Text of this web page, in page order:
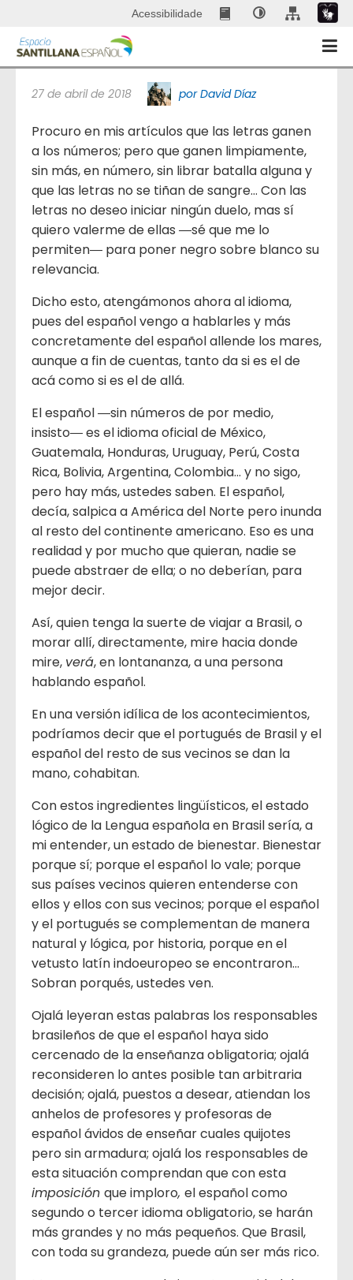
Acessibilidade
Me duele Brasil
27 de abril de 2018 por David Díaz
Procuro en mis artículos que las letras ganen
a los números; pero que ganen limpiamente,
sin más, en número, sin librar batalla alguna y
que las letras no se tiñan de sangre… Con las
letras no deseo iniciar ningún duelo, mas sí
quiero valerme de ellas ―sé que me lo
permiten― para poner negro sobre blanco su
relevancia.
Dicho esto, atengámonos ahora al idioma,
pues del español vengo a hablarles y más
concretamente del español allende los mares,
aunque a fin de cuentas, tanto da si es el de
acá como si es el de allá.
El español ―sin números de por medio,
insisto― es el idioma oficial de México,
Guatemala, Honduras, Uruguay, Perú, Costa
Rica, Bolivia, Argentina, Colombia… y no sigo,
pero hay más, ustedes saben. El español,
decía, salpica a América del Norte pero inunda
al resto del continente americano. Eso es una
realidad y por mucho que quieran, nadie se
puede abstraer de ella; o no deberían, para
mejor decir.
Así, quien tenga la suerte de viajar a Brasil, o
morar allí, directamente, mire hacia donde
mire, verá, en lontananza, a una persona
hablando español.
En una versión idílica de los acontecimientos,
podríamos decir que el portugués de Brasil y el
español del resto de sus vecinos se dan la
mano, cohabitan.
Con estos ingredientes lingüísticos, el estado
lógico de la Lengua española en Brasil sería, a
mi entender, un estado de bienestar. Bienestar
porque sí; porque el español lo vale; porque
sus países vecinos quieren entenderse con
ellos y ellos con sus vecinos; porque el español
y el portugués se complementan de manera
natural y lógica, por historia, porque en el
vetusto latín indoeuropeo se encontraron…
Sobran porqués, ustedes ven.
Ojalá leyeran estas palabras los responsables
brasileños de que el español haya sido
cercenado de la enseñanza obligatoria; ojalá
reconsideren lo antes posible tan arbitraria
decisión; ojalá, puestos a desear, atiendan los
anhelos de profesores y profesoras de
español ávidos de enseñar cuales quijotes
pero sin armadura; ojalá los responsables de
esta situación comprendan que con esta
imposición que imploro, el español como
segundo o tercer idioma obligatorio, se harán
más grandes y no más pequeños. Que Brasil,
con toda su grandeza, puede aún ser más rico.